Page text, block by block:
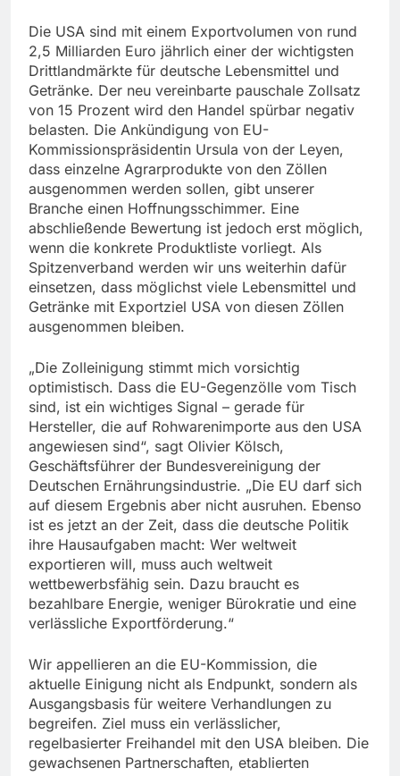
Die USA sind mit einem Exportvolumen von rund
2,5 Milliarden Euro jährlich einer der wichtigsten
Drittlandmärkte für deutsche Lebensmittel und
Getränke. Der neu vereinbarte pauschale Zollsatz
von 15 Prozent wird den Handel spürbar negativ
belasten. Die Ankündigung von EU-
Kommissionspräsidentin Ursula von der Leyen,
dass einzelne Agrarprodukte von den Zöllen
ausgenommen werden sollen, gibt unserer
Branche einen Hoffnungsschimmer. Eine
abschließende Bewertung ist jedoch erst möglich,
wenn die konkrete Produktliste vorliegt. Als
Spitzenverband werden wir uns weiterhin dafür
einsetzen, dass möglichst viele Lebensmittel und
Getränke mit Exportziel USA von diesen Zöllen
ausgenommen bleiben.
„Die Zolleinigung stimmt mich vorsichtig
optimistisch. Dass die EU-Gegenzölle vom Tisch
sind, ist ein wichtiges Signal – gerade für
Hersteller, die auf Rohwarenimporte aus den USA
angewiesen sind“, sagt Olivier Kölsch,
Geschäftsführer der Bundesvereinigung der
Deutschen Ernährungsindustrie. „Die EU darf sich
auf diesem Ergebnis aber nicht ausruhen. Ebenso
ist es jetzt an der Zeit, dass die deutsche Politik
ihre Hausaufgaben macht: Wer weltweit
exportieren will, muss auch weltweit
wettbewerbsfähig sein. Dazu braucht es
bezahlbare Energie, weniger Bürokratie und eine
verlässliche Exportförderung.“
Wir appellieren an die EU-Kommission, die
aktuelle Einigung nicht als Endpunkt, sondern als
Ausgangsbasis für weitere Verhandlungen zu
begreifen. Ziel muss ein verlässlicher,
regelbasierter Freihandel mit den USA bleiben. Die
gewachsenen Partnerschaften, etablierten